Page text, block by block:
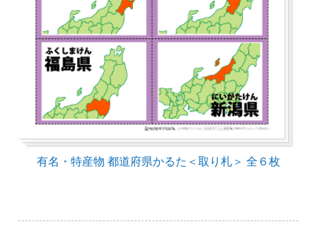
有名・特産物 都道府県かるた＜取り札＞ 全６枚